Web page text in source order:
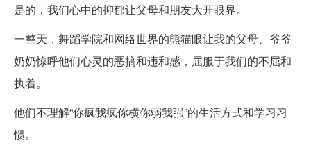
是的，我们心中的抑郁让父母和朋友大开眼界。
一整天，舞蹈学院和网络世界的熊猫眼让我的父母、爷爷
奶奶惊呼他们心灵的恶搞和违和感，屈服于我们的不屈和
执着。
他们不理解“你疯我疯你横你弱我强”的生活方式和学习习
惯。